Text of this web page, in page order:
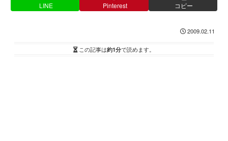
LINE Pinterest コピー
2009.02.11
この記事は約1分で読めます。